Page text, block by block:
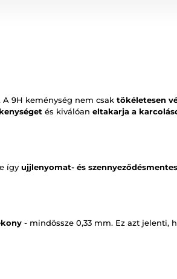
9H keménység nem csak tökéletesen
és kiválóan eltakarja a
így ujjlenyomat- és szennyeződésmentes
- mindössze 0,33 mm. Ez azt jelenti,